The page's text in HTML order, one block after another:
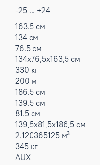
-25 ... +24
163.5 см
134 см
76.5 см
134x76,5x163,5 см
330 кг
200 м
186.5 см
139.5 см
81.5 см
139,5x81,5x186,5 см
2.120365125 м³
345 кг
AUX